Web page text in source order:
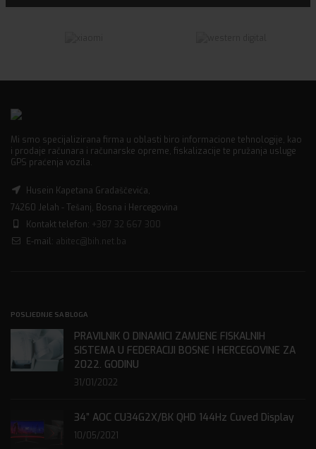
Mi smo specijalizirana firma u oblasti biro informacione tehnologije, kao
i prodaje računara i računarske opreme, fiskalizacije te pružanja usluge
GPS praćenja vozila.
Husein Kapetana Gradaščevića,
74260 Jelah - Tešanj, Bosna i Hercegovina
Kontakt telefon: +387 32 667 300
E-mail: abitec@bih.net.ba
POSLJEDNJE SA BLOGA
PRAVILNIK O DINAMICI ZAMJENE FISKALNIH
SISTEMA U FEDERACIJI BOSNE I HERCEGOVINE ZA
2022. GODINU
31/01/2022
34” AOC CU34G2X/BK QHD 144Hz Cuved Display
10/05/2021